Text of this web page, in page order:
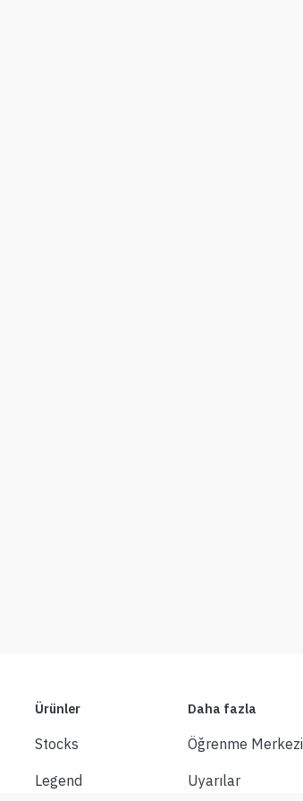
Ürünler
Stocks
Legend
Daha fazla
Öğrenme Merkezi
Uyarılar